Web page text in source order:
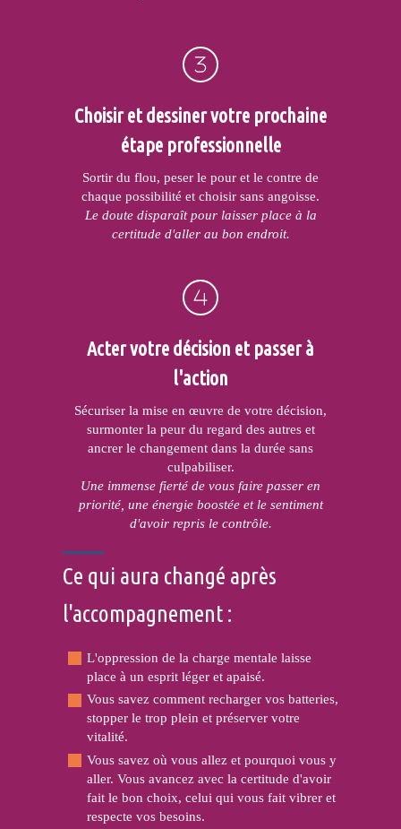
Choisir et dessiner votre prochaine
étape professionnelle
Sortir du flou, peser le pour et le contre de
chaque possibilité et choisir sans angoisse.
Le doute disparaît pour laisser place à la
certitude d'aller au bon endroit.
Acter votre décision et passer à
l'action
Sécuriser la mise en œuvre de votre décision,
surmonter la peur du regard des autres et
ancrer le changement dans la durée sans
culpabiliser.
Une immense fierté de vous faire passer en
priorité, une énergie boostée et le sentiment
d'avoir repris le contrôle.
Ce qui aura changé après
l'accompagnement :
L'oppression de la charge mentale laisse
place à un esprit léger et apaisé.
Vous savez comment recharger vos batteries,
stopper le trop plein et préserver votre
vitalité.
Vous savez où vous allez et pourquoi vous y
aller. Vous avancez avec la certitude d'avoir
fait le bon choix, celui qui vous fait vibrer et
respecte vos besoins.